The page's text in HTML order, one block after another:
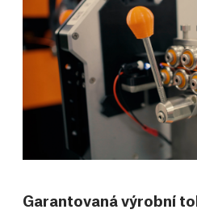
Garantovaná výrobní